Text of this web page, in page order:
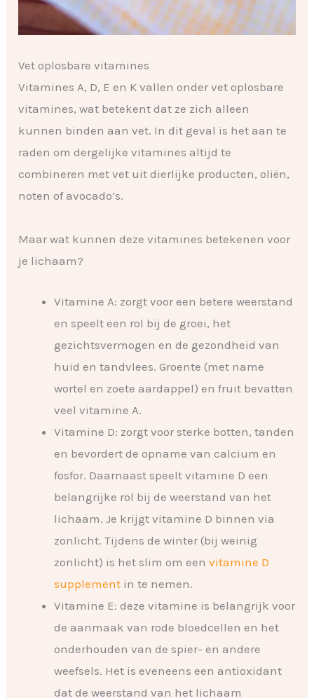
Vet oplosbare vitamines
Vitamines A, D, E en K vallen onder vet oplosbare
vitamines, wat betekent dat ze zich alleen
kunnen binden aan vet. In dit geval is het aan te
raden om dergelijke vitamines altijd te
combineren met vet uit dierlijke producten, oliën,
noten of avocado’s.
Maar wat kunnen deze vitamines betekenen voor
je lichaam?
Vitamine A: zorgt voor een betere weerstand
en speelt een rol bij de groei, het
gezichtsvermogen en de gezondheid van
huid en tandvlees. Groente (met name
wortel en zoete aardappel) en fruit bevatten
veel vitamine A.
Vitamine D: zorgt voor sterke botten, tanden
en bevordert de opname van calcium en
fosfor. Daarnaast speelt vitamine D een
belangrijke rol bij de weerstand van het
lichaam. Je krijgt vitamine D binnen via
zonlicht. Tijdens de winter (bij weinig
zonlicht) is het slim om eenvitamine D
supplement in te nemen.
Vitamine E: deze vitamine is belangrijk voor
de aanmaak van rode bloedcellen en het
onderhouden van de spier- en andere
weefsels. Het is eveneens een antioxidant
dat de weerstand van het lichaam